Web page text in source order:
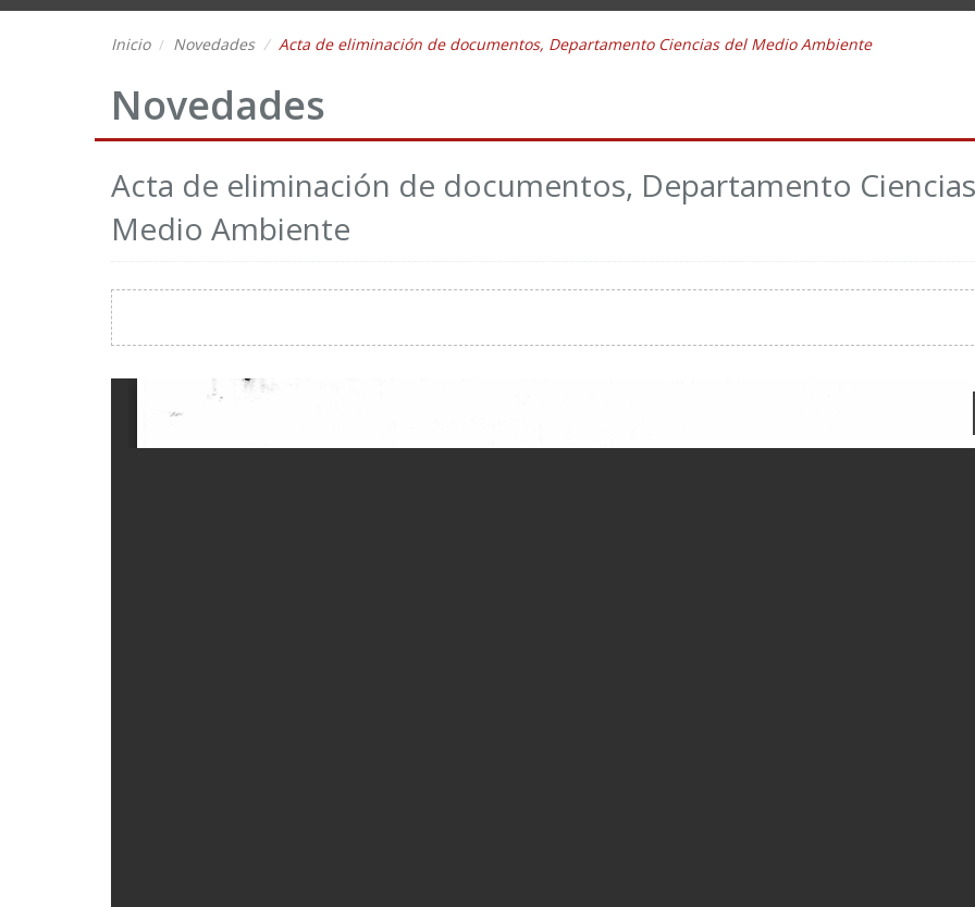
Inicio Novedades Acta de eliminación de documentos, Departamento Ciencias del Medio Ambiente
Novedades
Acta de eliminación de documentos, Departamento
Medio Ambiente